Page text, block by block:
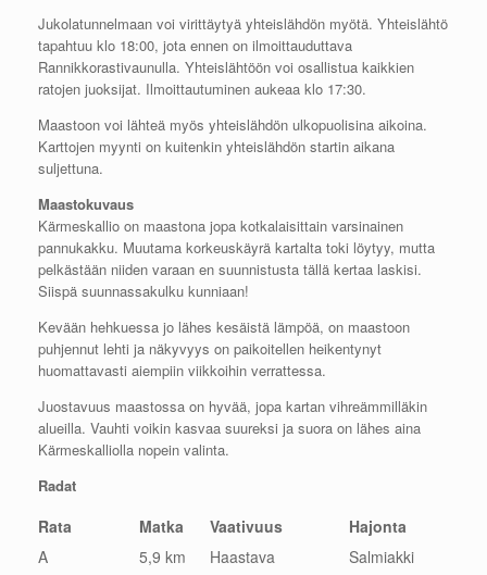
Jukolatunnelmaan voi virittäytyä yhteislähdön myötä. Yhteislähtö
tapahtuu klo 18:00, jota ennen on ilmoittauduttava
Rannikkorastivaunulla. Yhteislähtöön voi osallistua kaikkien
ratojen juoksijat. Ilmoittautuminen aukeaa klo 17:30.
Maastoon voi lähteä myös yhteislähdön ulkopuolisina aikoina.
Karttojen myynti on kuitenkin yhteislähdön startin aikana
suljettuna.
Maastokuvaus
Kärmeskallio on maastona jopa kotkalaisittain varsinainen
pannukakku. Muutama korkeuskäyrä kartalta toki löytyy, mutta
pelkästään niiden varaan en suunnistusta tällä kertaa laskisi.
Siispä suunnassakulku kunniaan!
Kevään hehkuessa jo lähes kesäistä lämpöä, on maastoon
puhjennut lehti ja näkyvyys on paikoitellen heikentynyt
huomattavasti aiempiin viikkoihin verrattessa.
Juostavuus maastossa on hyvää, jopa kartan vihreämmilläkin
alueilla. Vauhti voikin kasvaa suureksi ja suora on lähes aina
Kärmeskalliolla nopein valinta.
Radat
Rata Matka Vaativuus
Hajonta
A
5,9 km Haastava
Salmiakki